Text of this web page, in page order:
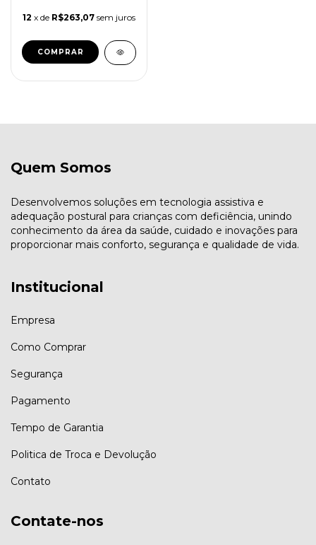
12 x de R$263,07 sem juros
COMPRAR
Quem Somos
Desenvolvemos soluções em tecnologia assistiva e
adequação postural para crianças com deficiência, unindo
conhecimento da área da saúde, cuidado e inovações para
proporcionar mais conforto, segurança e qualidade de vida.
Institucional
Empresa
Como Comprar
Segurança
Pagamento
Tempo de Garantia
Politica de Troca e Devolução
Contato
Contate-nos